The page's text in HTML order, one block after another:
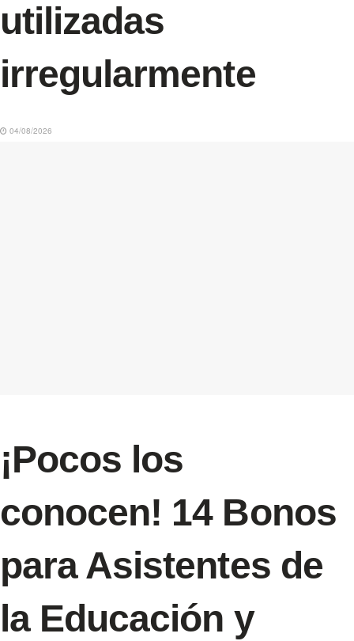
utilizadas
irregularmente
04/08/2026
¡Pocos los
conocen! 14 Bonos
para Asistentes de
la Educación y